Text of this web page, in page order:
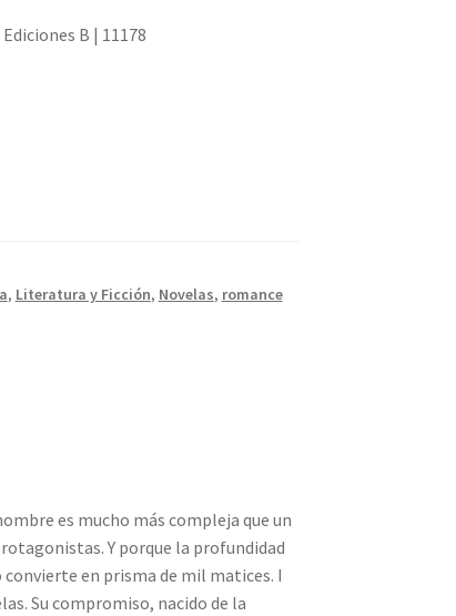
B | 11178
, Literatura y Ficción, Novelas, romance
es mucho más compleja que un
Y porque la profundidad
en prisma de mil matices. I
Su compromiso, nacido de la